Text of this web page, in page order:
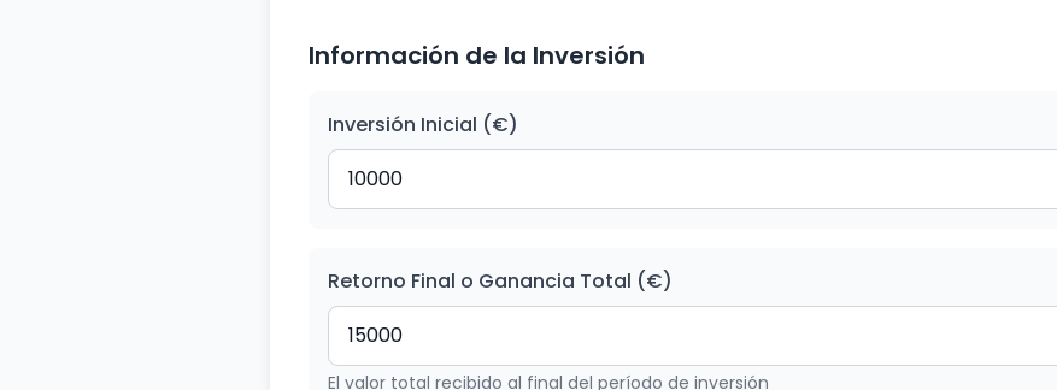
Información de la Inversión
Inversión Inicial (€)
Retorno Final o Ganancia Total (€)
El valor total recibido al final del período de inversión